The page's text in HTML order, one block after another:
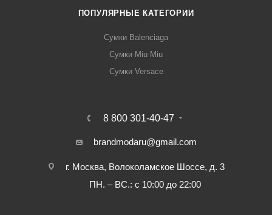
ПОПУЛЯРНЫЕ КАТЕГОРИИ
Сумки Balenciaga
Сумки Miu Miu
Сумки Versace
8 800 301-40-47
brandmodaru@gmail.com
г. Москва, Волоколамское Шоссе, д. 3
ПН. – ВС.: с 10:00 до 22:00